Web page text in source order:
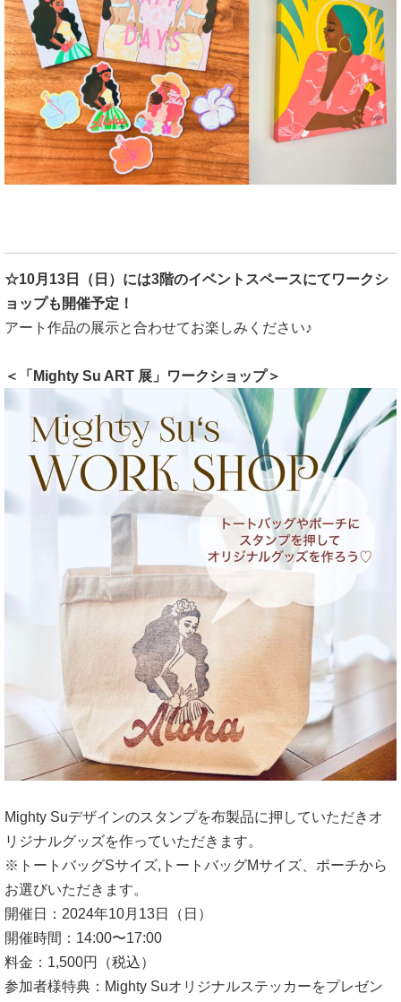
☆10月13日（日）には3階のイベントスペースにてワークシ
ョップも開催予定！
アート作品の展示と合わせてお楽しみください♪
＜「Mighty Su ART 展」ワークショップ＞
Mighty Suデザインのスタンプを布製品に押していただきオ
リジナルグッズを作っていただきます。
※トートバッグSサイズ,トートバッグMサイズ、ポーチから
お選びいただきます。
開催日：2024年10月13日（日）
開催時間：14:00〜17:00
料金：1,500円（税込）
参加者様特典：Mighty Suオリジナルステッカーをプレゼン